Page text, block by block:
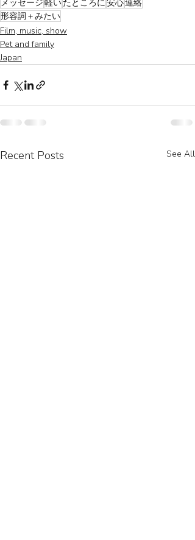
メッセージ軽いたところに安心連絡
形容詞＋みたい
Film, music, show
Pet and family
Japan
Recent Posts See All